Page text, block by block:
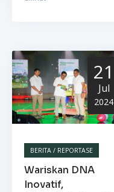
21
Jul
2024
BERITA / REPORTASE
Wariskan DNA
Inovatif,